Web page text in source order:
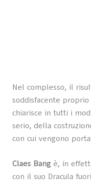
Nel complesso, il
soddisfacente
chiarisce in tutti i
serio, della
con cui vengono
Claes Bangè, in
con il suo Dracula